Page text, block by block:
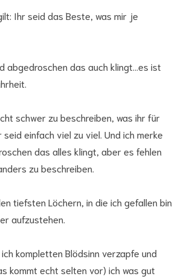
Ihr seid das Beste, was mir je
abgedroschen das auch klingt…es ist
schwer zu beschreiben, was ihr für
seid einfach viel zu viel. Und ich merke
das alles klingt, aber es fehlen
zu beschreiben.
tiefsten Löchern, in die ich gefallen bin
aufzustehen.
kompletten Blödsinn verzapfe und
kommt echt selten vor) ich was gut